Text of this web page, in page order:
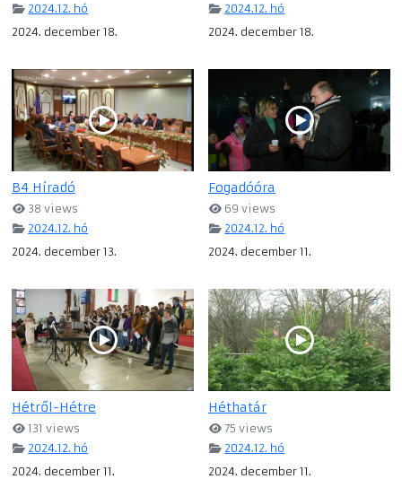
2024.12. hó
2024. december 18.
2024.12. hó
2024. december 18.
B4 Híradó
38 views
2024.12. hó
2024. december 13.
Fogadóóra
69 views
2024.12. hó
2024. december 11.
Hétről-Hétre
131 views
2024.12. hó
2024. december 11.
Héthatár
75 views
2024.12. hó
2024. december 11.